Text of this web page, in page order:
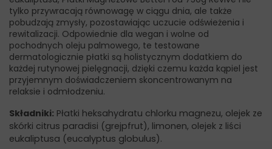
tylko przywracają równowagę w ciągu dnia, ale także
pobudzają zmysły, pozostawiając uczucie odświeżenia i
rewitalizacji. Odpowiednie dla wegan i wolne od
pochodnych oleju palmowego, te testowane
dermatologicznie płatki są holistycznym dodatkiem do
każdej rutynowej pielęgnacji, dzięki czemu każda kąpiel jest
przyjemnym doświadczeniem skoncentrowanym na
relaksie i odmłodzeniu.
Składniki: Płatki heksahydratu chlorku magnezu, olejek ze
skórki citrus paradisi (grejpfrut), limonen, olejek z liści
eukaliptusa (eucalyptus globulus).